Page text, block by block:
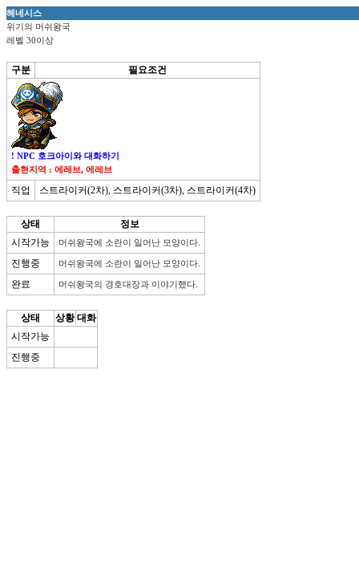
헤네시스
위기의 머쉬왕국
레벨 30이상
구분 필요조건
! NPC 호크아이와 대화하기
출현지역 : 에레브, 에레브
직업 스트라이커(2차), 스트라이커(3차), 스트라이커(4차)
상태
정보
시작가능
진행중
완료 머쉬왕국의 경호대장과 이야기했다.
상태 상황 대화
시작가능
진행중